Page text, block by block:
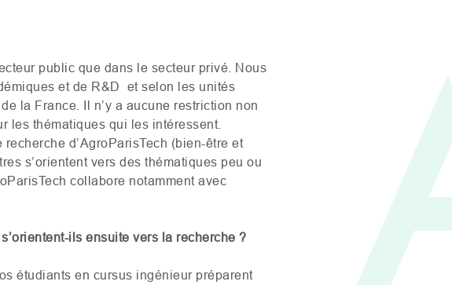
public que dans le secteur privé. Nous
et de R&D et selon les unités
la France. Il n’y a aucune restriction non
les thématiques qui les intéressent.
d’AgroParisTech (bien-être et
s’orientent vers des thématiques peu ou
collabore notamment avec
ils ensuite vers la recherche ?
étudiants en cursus ingénieur préparent